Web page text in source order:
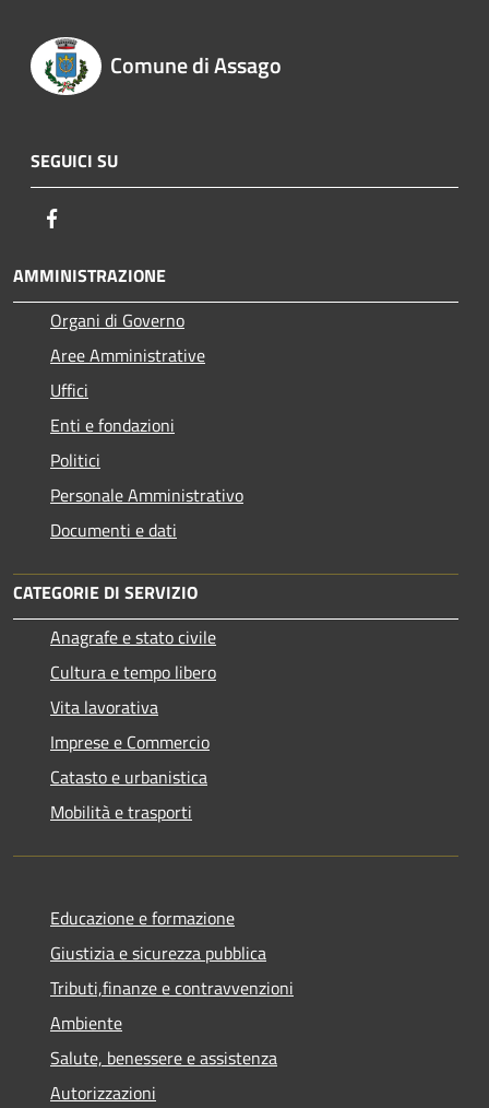
Comune di Assago
SEGUICI SU
AMMINISTRAZIONE
Organi di Governo
Aree Amministrative
Uffici
Enti e fondazioni
Politici
Personale Amministrativo
Documenti e dati
CATEGORIE DI SERVIZIO
Anagrafe e stato civile
Cultura e tempo libero
Vita lavorativa
Imprese e Commercio
Catasto e urbanistica
Mobilità e trasporti
Educazione e formazione
Giustizia e sicurezza pubblica
Tributi,finanze e contravvenzioni
Ambiente
Salute, benessere e assistenza
Autorizzazioni